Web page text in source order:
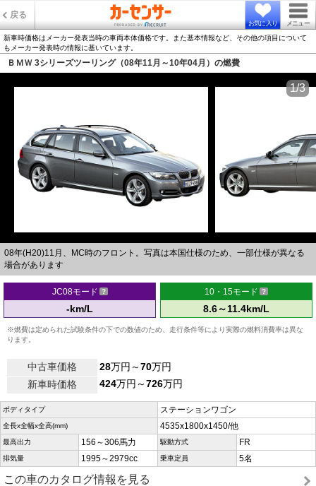
戻る
お気に入り メニュー
新車時価格はメーカー発表当時の車両本体価格です。また基本情報など、その他の項目について
もメーカー発表時の情報に基いています。
ＢＭＷ 3シリーズツーリング（08年11月～10年04月）の燃費
08年(H20)11月、MC時のフロント。写真は本国仕様のため、一部仕様が異なる
場合があります
1/3
JC08モード
-km/L
10・15モード
8.6～11.4km/L
※燃費は定められた試験条件の下での数値のため、走行条件等により実際の燃料消費率は異な
ります。
中古車価格 28万円～70万円
新車時価格
424万円～726万円
ボディタイプ ステーションワゴン
全長x全幅x全高(mm) 4535x1800x1450/他
最高出力 156～306馬力 駆動方式 FR
排気量 1995～2979cc 乗車定員 5名
この車のカタログ情報を見る